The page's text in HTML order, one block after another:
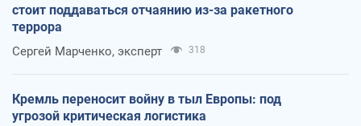
стоит поддаваться отчаянию из-за ракетного
террора
Сергей Марченко, эксперт 318
Кремль переносит войну в тыл Европы: под
угрозой критическая логистика